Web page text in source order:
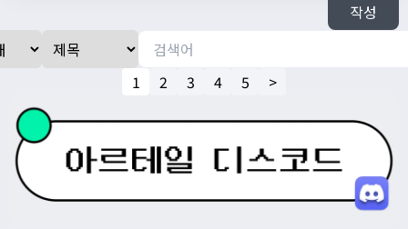
작성
1 2 3 4 5 >